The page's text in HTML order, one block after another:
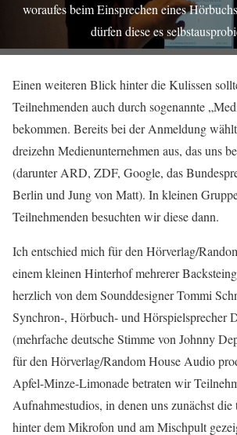
woraufes beim Einsprechen eines
dürfen diese es
Einen weiteren Blick hinter die Kulissen
Teilnehmenden auch durch sogenannte
bekommen. Bereits bei der Anmeldung
dreizehn Medienunternehmen aus, das uns
(darunter ARD, ZDF, Google, das
Berlin und Jung von Matt). In kleinen
Teilnehmenden besuchten wir diese dann.
Ich entschied mich für den Hörverlag/
einem kleinen Hinterhof mehrerer
herzlich von dem Sounddesigner Tommi
Synchron-, Hörbuch- und Hörspielsprecher
(mehrfache deutsche Stimme von Johnny
für den Hörverlag/Random House Audio
Apfel-Minze-Limonade betraten wir
Aufnahmestudios, in denen uns zunächst
hinter dem Mikrofon und am Mischpult